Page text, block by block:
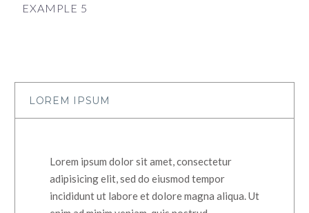
EXAMPLE 5
LOREM IPSUM
Lorem ipsum dolor sit amet, consectetur
adipisicing elit, sed do eiusmod tempor
incididunt ut labore et dolore magna aliqua. Ut